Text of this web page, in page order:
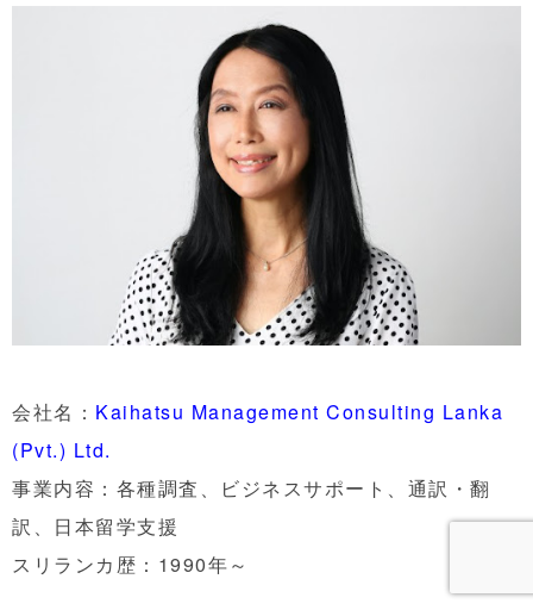
会社名： Kaihatsu Management Consulting Lanka
(Pvt.) Ltd.
事業内容：各種調査、ビジネスサポート、通訳・翻
訳、日本留学支援
スリランカ歴：1990年～